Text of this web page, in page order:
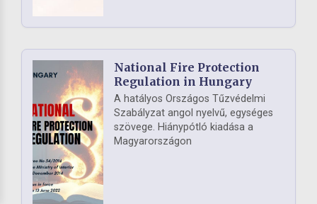
National Fire Protection
Regulation in Hungary
A hatályos Országos Tűzvédelmi
Szabályzat angol nyelvű, egységes
szövege. Hiánypótló kiadása a
Magyarországon